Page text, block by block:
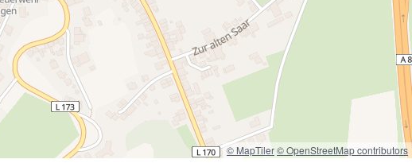
© MapTiler© OpenStreetMap contributors